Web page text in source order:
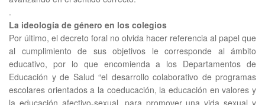
.
La ideología de género en los colegios
Por último, el decreto foral no olvida hacer referencia al papel que
al cumplimiento de sus objetivos le corresponde al ámbito
educativo, por lo que encomienda a los Departamentos de
Educación y de Salud “el desarrollo colaborativo de programas
escolares orientados a la coeducación, la educación en valores y
la educación afectivo-sexual, para promover una vida sexual y